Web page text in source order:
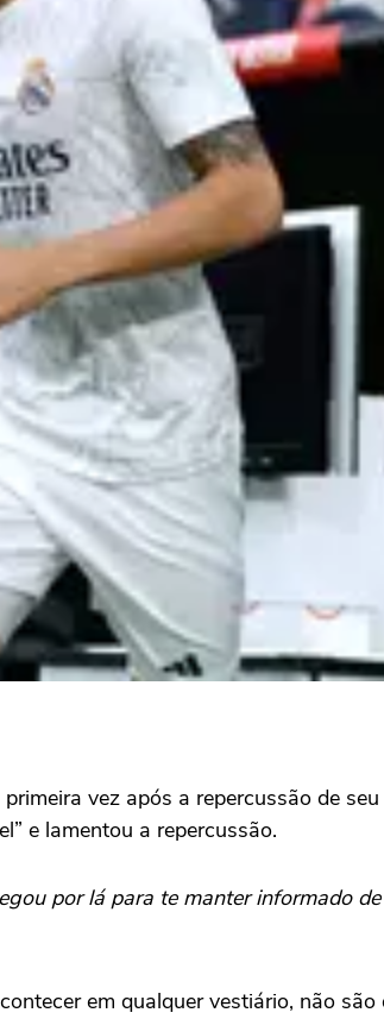
vez após a repercussão de
e lamentou a repercussão.
por lá para te manter informado
em qualquer vestiário, não